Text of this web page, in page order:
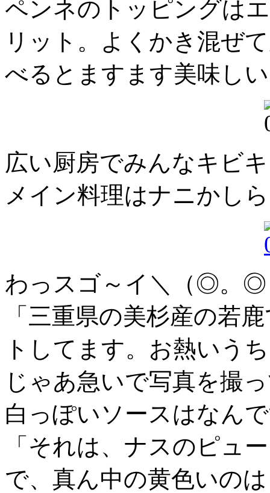
ペンネのトッピングは
リット。よくかき混ぜ
べるとますます美味し
広い厨房でみんなキビ
メイン料理はナニかし
わっスゴ～イ＼（◎。◎
「三重県の美杉産の若
トしてます。お熱いう
じゃあ急いで写真を撮
白っぽいソースはなん
「それは、ナスのピュ
で、真ん中の黄色いの